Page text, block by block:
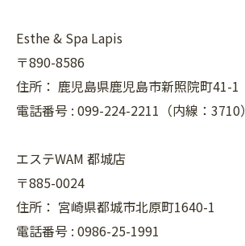
Esthe & Spa Lapis
〒890-8586
住所： 鹿児島県鹿児島市新照院町41-1
電話番号 : 099-224-2211（内線：3710）
エステWAM 都城店
〒885-0024
住所： 宮崎県都城市北原町1640-1
電話番号 : 0986-25-1991